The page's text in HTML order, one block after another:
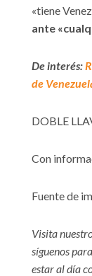
«tiene
ante
De interés:
de
DOBLE
Con
Fuente de
Visita
síguenos
estar al día